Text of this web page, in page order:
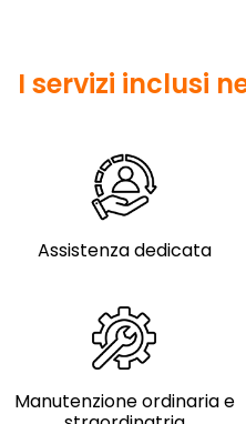
I servizi inclusi
Assistenza dedicata
Manutenzione ordinaria e